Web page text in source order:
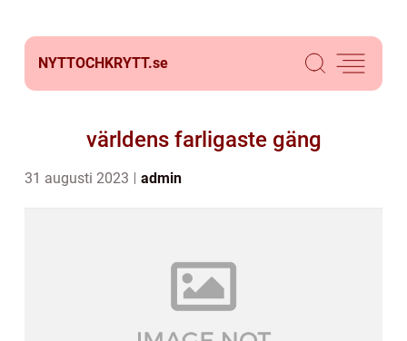
NYTTOCHKRYTT.se
världens farligaste gäng
31 augusti 2023 admin